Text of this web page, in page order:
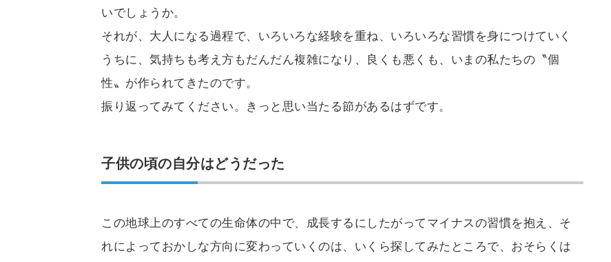
いでしょうか。
それが、大人になる過程で、いろいろな経験を重ね、いろいろな習慣を身につけていく
うちに、気持ちも考え方もだんだん複雑になり、良くも悪くも、いまの私たちの〝個
性〟が作られてきたのです。
振り返ってみてください。きっと思い当たる節があるはずです。
子供の頃の自分はどうだった
この地球上のすべての生命体の中で、成長するにしたがってマイナスの習慣を抱え、そ
れによっておかしな方向に変わっていくのは、いくら探してみたところで、おそらくは